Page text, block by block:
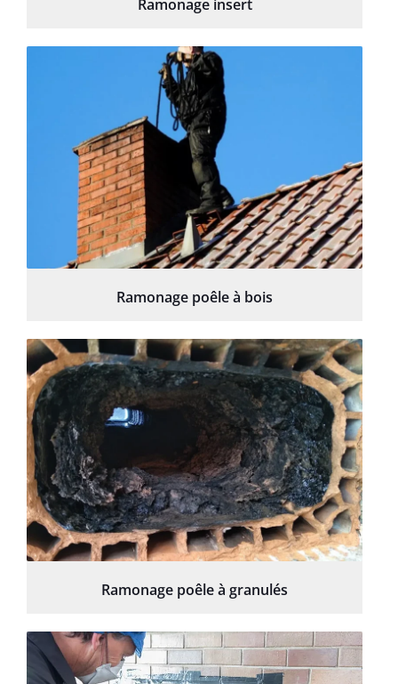
Ramonage insert
Ramonage poêle à bois
Ramonage poêle à granulés